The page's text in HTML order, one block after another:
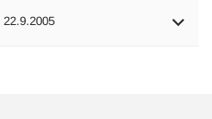
22.9.2005